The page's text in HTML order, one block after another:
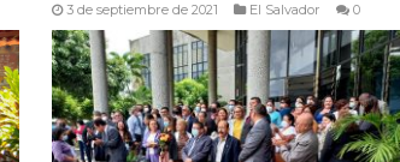
3 de septiembre de 2021 El Salvador 0